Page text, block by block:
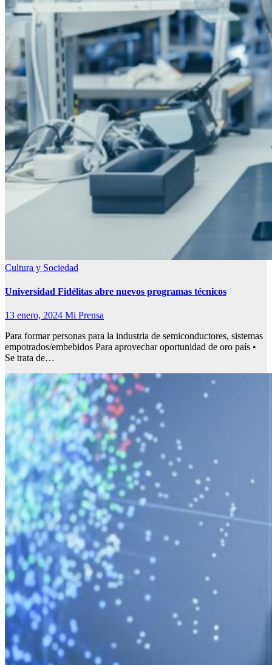
Cultura y Sociedad
Universidad Fidélitas abre nuevos programas técnicos
13 enero, 2024 Mi Prensa
Para formar personas para la industria de semiconductores, sistemas
empotrados/embebidos Para aprovechar oportunidad de oro país •
Se trata de…